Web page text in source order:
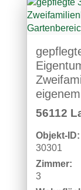
56112
Objekt-ID:
30301
Zimmer:
3